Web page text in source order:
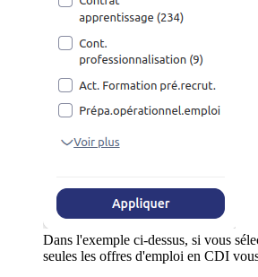
Dans l'exemple ci-dessus, si vous
seules les offres d'emploi en CDI